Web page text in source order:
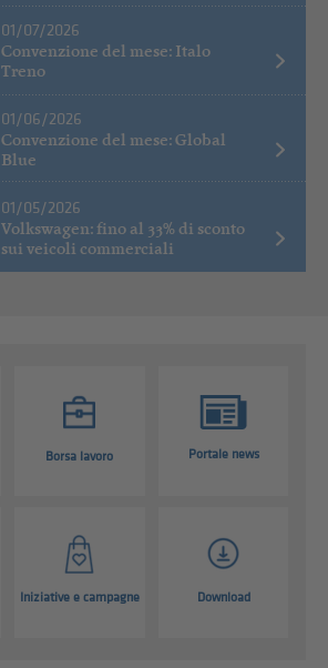
01/07/2026
Convenzione del mese: Italo
Treno
01/06/2026
Convenzione del mese: Global
Blue
01/05/2026
Volkswagen: fino al 33% di sconto
sui veicoli commerciali
Borsa lavoro Portale news
Iniziative e campagne Download